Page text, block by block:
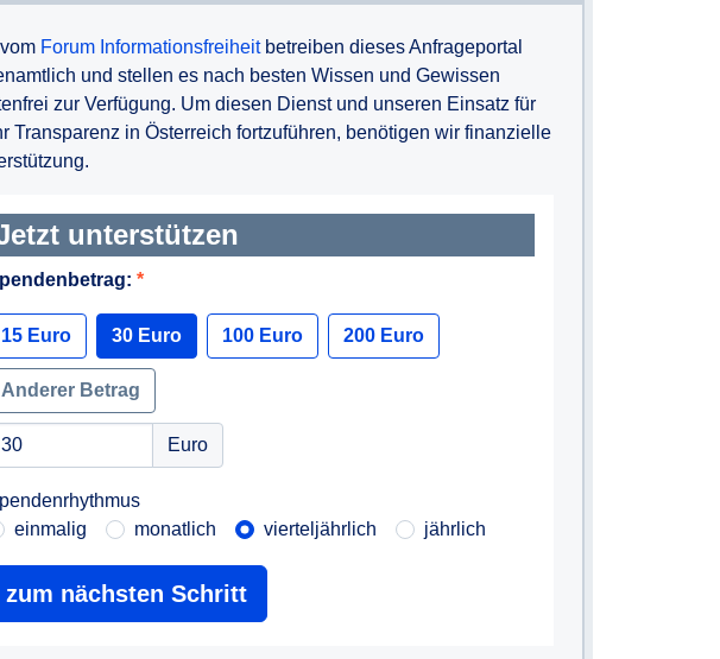
Forum Informationsfreiheitbetreiben dieses Anfrageportal
und stellen es nach besten Wissen und Gewissen
zur Verfügung. Um diesen Dienst und unseren Einsatz für
Transparenz in Österreich fortzuführen, benötigen wir finanzielle
unterstützen
15 Euro 30 Euro 100 Euro 200 Euro
Anderer Betrag
Euro
einmalig
monatlich vierteljährlich jährlich
zum nächsten Schritt